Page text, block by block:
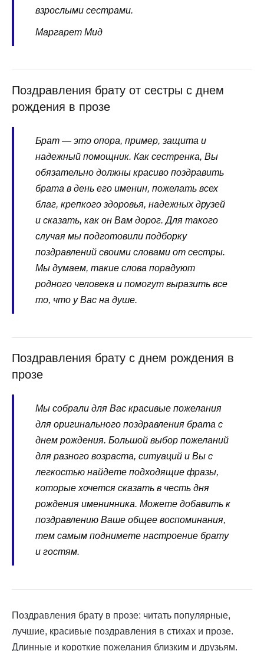
взрослыми сестрами.
Маргарет Мид
Поздравления брату от сестры с днем
рождения в прозе
Брат — это опора, пример, защита и
надежный помощник. Как сестренка, Вы
обязательно должны красиво поздравить
брата в день его именин, пожелать всех
благ, крепкого здоровья, надежных друзей
и сказать, как он Вам дорог. Для такого
случая мы подготовили подборку
поздравлений своими словами от сестры.
Мы думаем, такие слова порадуют
родного человека и помогут выразить все
то, что у Вас на душе.
Поздравления брату с днем рождения в
прозе
Мы собрали для Вас красивые пожелания
для оригинального поздравления брата с
днем рождения. Большой выбор пожеланий
для разного возраста, ситуаций и Вы с
легкостью найдете подходящие фразы,
которые хочется сказать в честь дня
рождения именинника. Можете добавить к
поздравлению Ваше общее воспоминания,
тем самым поднимете настроение брату
и гостям.
Поздравления брату в прозе: читать популярные,
лучшие, красивые поздравления в стихах и прозе.
Длинные и короткие пожелания близким и друзьям.